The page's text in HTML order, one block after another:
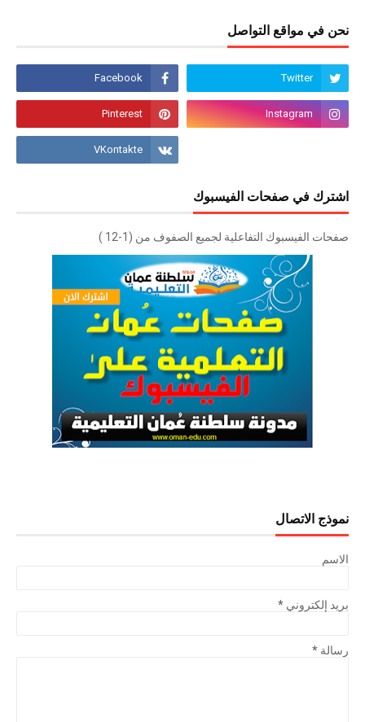
نحن في مواقع التواصل
اشترك في صفحات الفيسبوك
صفحات الفيسبوك التفاعلية لجميع الصفوف من (1-12 )
نموذج الاتصال
الاسم
بريد إلكتروني *
رسالة *